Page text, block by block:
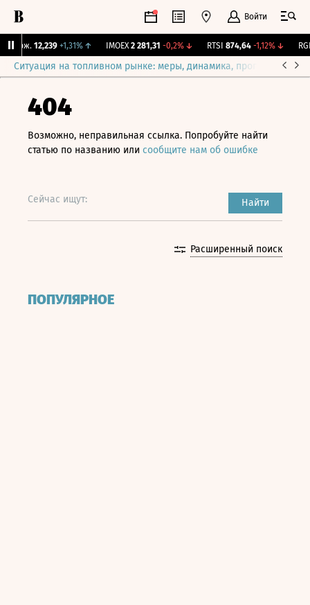
Войти
Бирж. 12,239 +1,31% ↑ IMOEX 2 281,31 -0,2%↓ RTSI 874,64 -1,12%↓ RGBI
Ситуация на топливном рынке: меры, динамика, прогнозы
404
Возможно, неправильная ссылка. Попробуйте найти
статью по названию или сообщите нам об ошибке
Сейчас ищут: Найти
Расширенный поиск
ПОПУЛЯРНОЕ